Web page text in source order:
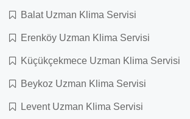
Balat Uzman Klima Servisi
Erenköy Uzman Klima Servisi
Küçükçekmece Uzman Klima Servisi
Beykoz Uzman Klima Servisi
Levent Uzman Klima Servisi